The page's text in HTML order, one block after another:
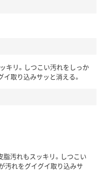
キリ。しつこい汚れをしっか
取り込みサッと消える。
脂汚れもスッキリ。しつこい
汚れをグイグイ取り込みサ